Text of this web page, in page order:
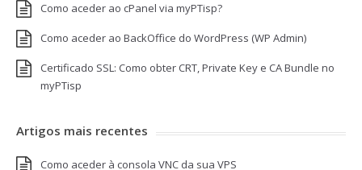
Como aceder ao cPanel via myPTisp?
Como aceder ao BackOffice do WordPress (WP Admin)
Certificado SSL: Como obter CRT, Private Key e CA Bundle no
myPTisp
Artigos mais recentes
Como aceder à consola VNC da sua VPS